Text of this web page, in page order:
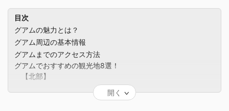
目次
グアムの魅力とは？
グアム周辺の基本情報
グアムまでのアクセス方法
グアムでおすすめの観光地8選！
【北部】
開く